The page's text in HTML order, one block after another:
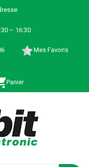
– 16:30
Mes Favoris
Panier